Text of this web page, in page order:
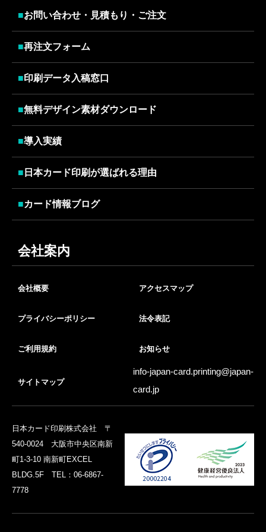
■お問い合わせ・見積もり・ご注文
■再注文フォーム
■印刷データ入稿窓口
■無料デザイン素材ダウンロード
■導入実績
■ 日本カード印刷が選ばれる理由
■カード情報ブログ
会社案内
会社概要 アクセスマップ
プライバシーポリシー 法令表記
ご利用規約 お知らせ
サイトマップ
info-japan-card.printing@japan-
card.jp
日本カード印刷株式会社 〒
540-0024 大阪市中央区南新
町1-3-10 南新町EXCEL
BLDG.5F TEL：06-6867-
7778